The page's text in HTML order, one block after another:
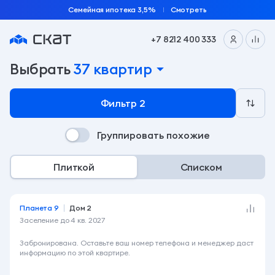
Семейная ипотека 3,5% Смотреть
+7 8212 400 333
Подобрать квартиру по параметрам на сайте
Выбрать37 квартир
Фильтр 2
Плиткой Списком
Группировать похожие
Планета 9
Дом 2
Заселение до4 кв. 2027
6 750 000 ₽
Забронирована. Оставьте ваш номер телефона и менеджер даст
информацию по этой квартире.